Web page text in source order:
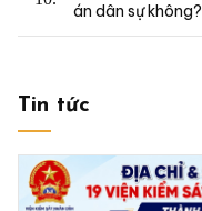
án dân sự không?
Tin tức